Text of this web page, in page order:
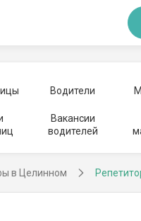
Водители
Вакансии
водителей
в Целинном